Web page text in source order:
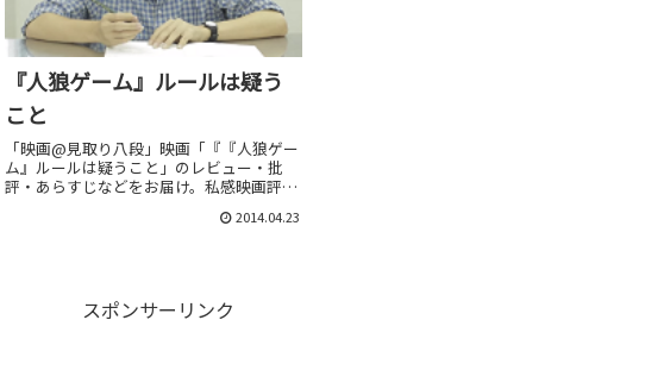
『人狼ゲーム』ルールは疑う
こと
「映画@見取り八段」映画「『『人狼ゲー
ム』ルールは疑うこと」のレビュー・批
評・あらすじなどをお届け。私感映画評価
2014.04.23
スポンサーリンク